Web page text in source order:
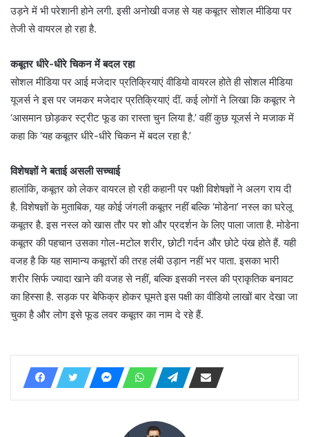
उड़ने में भी परेशानी होने लगी. इसी अनोखी वजह से यह कबूतर सोशल मीडिया पर
तेजी से वायरल हो रहा है.
कबूतर धीरे-धीरे चिकन में बदल रहा
सोशल मीडिया पर आई मजेदार प्रतिक्रियाएं वीडियो वायरल होते ही सोशल मीडिया
यूजर्स ने इस पर जमकर मजेदार प्रतिक्रियाएं दीं. कई लोगों ने लिखा कि कबूतर ने
‘आसमान छोड़कर स्ट्रीट फूड का रास्ता चुन लिया है.’ वहीं कुछ यूजर्स ने मजाक में
कहा कि ‘यह कबूतर धीरे-धीरे चिकन में बदल रहा है.’
विशेषज्ञों ने बताई असली सच्चाई
हालांकि, कबूतर को लेकर वायरल हो रही कहानी पर पक्षी विशेषज्ञों ने अलग राय दी
है. विशेषज्ञों के मुताबिक, यह कोई जंगली कबूतर नहीं बल्कि ‘मोडेना’ नस्ल का घरेलू
कबूतर है. इस नस्ल को खास तौर पर शो और प्रदर्शन के लिए पाला जाता है. मोडेना
कबूतर की पहचान उसका गोल-मटोल शरीर, छोटी गर्दन और छोटे पंख होते हैं. यही
वजह है कि यह सामान्य कबूतरों की तरह लंबी उड़ान नहीं भर पाता. इसका भारी
शरीर सिर्फ ज्यादा खाने की वजह से नहीं, बल्कि इसकी नस्ल की प्राकृतिक बनावट
का हिस्सा है. सड़क पर बेफिक्र होकर घूमते इस पक्षी का वीडियो लाखों बार देखा जा
चुका है और लोग इसे फूड लवर कबूतर का नाम दे रहे हैं.